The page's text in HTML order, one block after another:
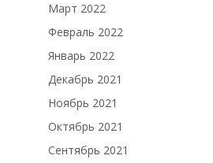
Март 2022
Февраль 2022
Январь 2022
Декабрь 2021
Ноябрь 2021
Октябрь 2021
Сентябрь 2021